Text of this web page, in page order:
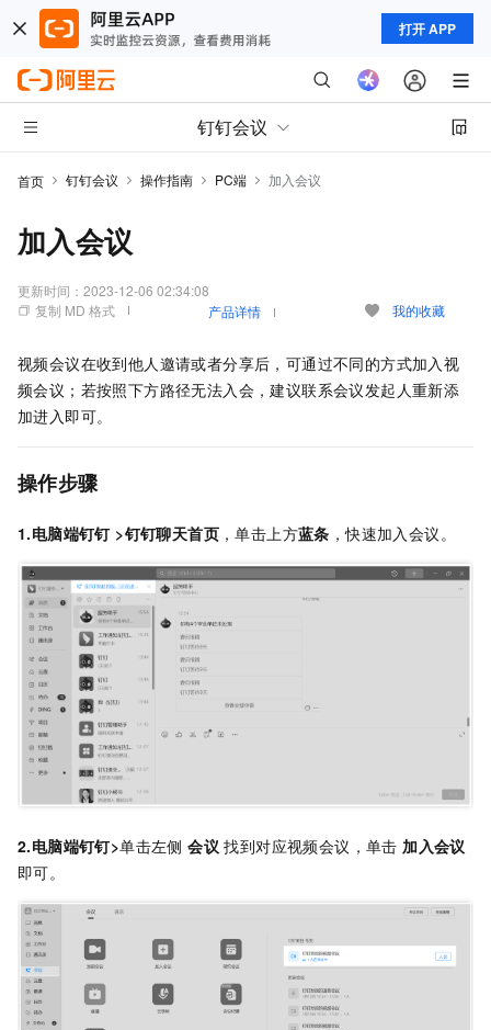
打开 APP
钉钉会议
首页 钉钉会议 操作指南 PC端 加入会议
加入会议
更新时间： 2023-12-06 02:34:08
复制 MD 格式
产品详情 我的收藏
视频会议在收到他人邀请或者分享后，可通过不同的方式加入视
频会议；若按照下方路径无法入会，建议联系会议发起人重新添
加进入即可。
操作步骤
1.电脑端钉钉 >钉钉聊天首页 ，单击上方蓝条 ，快速加入会议。
2.电脑端钉钉>单击左侧会议 找到对应视频会议，单击 加入会议
即可。